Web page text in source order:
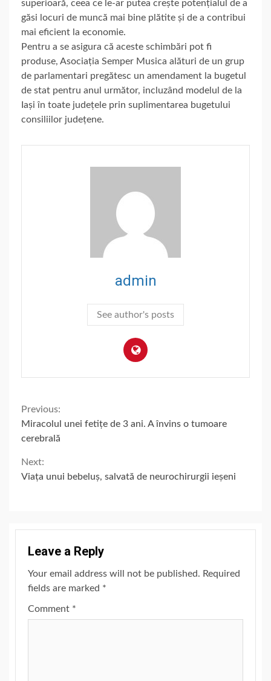
superioară, ceea ce le-ar putea crește potențialul de a
găsi locuri de muncă mai bine plătite și de a contribui
mai eficient la economie.
Pentru a se asigura că aceste schimbări pot fi
produse, Asociația Semper Musica alături de un grup
de parlamentari pregătesc un amendament la bugetul
de stat pentru anul următor, incluzând modelul de la
Iași în toate județele prin suplimentarea bugetului
consiliilor județene.
admin
See author's posts
Continue
Reading
Previous:
Miracolul unei fetițe de 3 ani. A învins o tumoare
cerebrală
Next:
Viața unui bebeluș, salvată de neurochirurgii ieșeni
Leave a Reply
Your email address will not be published. Required
fields are marked *
Comment *